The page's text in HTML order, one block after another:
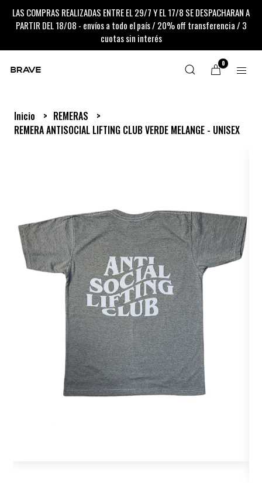
LAS COMPRAS REALIZADAS ENTRE EL 29/7 Y EL 17/8 SE DESPACHARAN A
PARTIR DEL 18/08 - envíos a todo el país / 20% off transferencia / 3
cuotas sin interés
0
Inicio
REMERAS
REMERA ANTISOCIAL LIFTING CLUB VERDE MELANGE - UNISEX